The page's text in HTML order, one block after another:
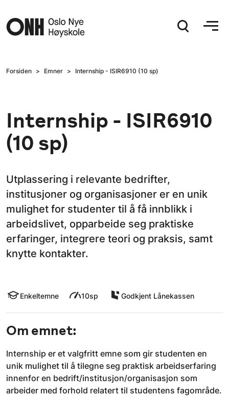
Forsiden Emner Internship - ISIR6910 (10 sp)
Internship - ISIR6910
(10 sp)
Utplassering i relevante bedrifter,
institusjoner og organisasjoner er en unik
mulighet for studenter til å få innblikk i
arbeidslivet, opparbeide seg praktiske
erfaringer, integrere teori og praksis, samt
knytte kontakter.
Enkeltemne 10sp Godkjent Lånekassen
Om emnet:
Internship er et valgfritt emne som gir studenten en
unik mulighet til å tilegne seg praktisk arbeidserfaring
innenfor en bedrift/institusjon/organisasjon som
arbeider med forhold relatert til studentens fagområde.